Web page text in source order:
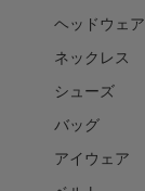
ヘッドウェア
ネックレス
シューズ
バッグ
アイウェア